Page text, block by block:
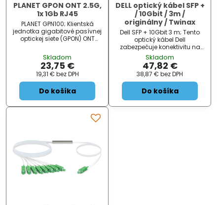
PLANET GPON ONT 2.5G,
1x 1Gb RJ45
PLANET GPN100; Klientská
jednotka gigabitové pasívnej
optickej siete (GPON) ONT
portom a jedným Gigabit
RJ45 portom. V spojení so
zariadením PLANET GPON OLT
poskytuje vysoko efektívne
riešený ...
Skladom
23,75 €
19,31 € bez DPH
Do košíka
DELL optický kábel SFP +
/ 10Gbit / 3m /
originálny / Twinax
Dell SFP + 10Gbit 3 m; Tento
optický kábel Dell
zabezpečuje konektivitu na
vzdialenosť až 3 m. Je určený
pre vhodné platformy
Dell. ZÁKLADNÉ
ŠPECIFIKÁCIE; Formát: SFP
+; Rýchlosť: ...
Skladom
47,82 €
38,87 € bez DPH
Do košíka